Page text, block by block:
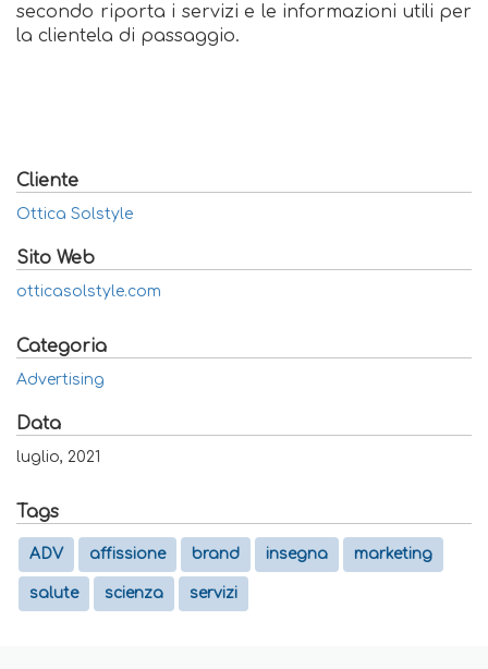
secondo riporta i servizi e le informazioni utili per
la clientela di passaggio.
Cliente
Ottica Solstyle
Sito Web
otticasolstyle.com
Categoria
Advertising
Data
luglio, 2021
Tags
ADV affissione brand insegna marketing
salute scienza servizi